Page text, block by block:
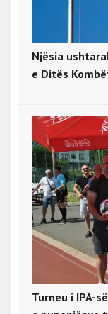
Njësia
e Ditës
Turneu i IPA-